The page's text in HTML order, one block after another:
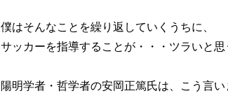
僕はそんなことを繰り返していくうちに、
サッカーを指導することが・・・ツラいと思
陽明学者・哲学者の安岡正篤氏は、こう言い